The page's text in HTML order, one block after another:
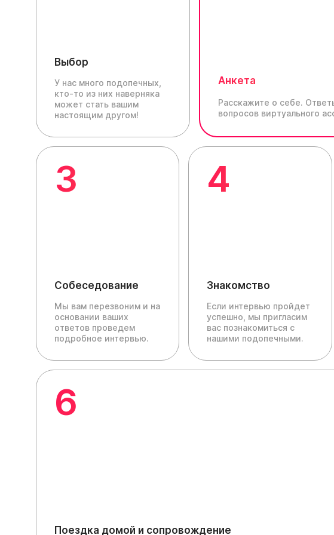
Выбор
У нас много подопечных,
кто-то из них наверняка
может стать вашим
настоящим другом!
Анкета
Расскажите о себе.
вопросов виртуального
3
Собеседование
Мы вам перезвоним и на
основании ваших
ответов проведем
подробное интервью.
4
Знакомство
Если интервью пройдет
успешно, мы пригласим
вас познакомиться с
нашими подопечными.
6
Поездка домой и сопровождение